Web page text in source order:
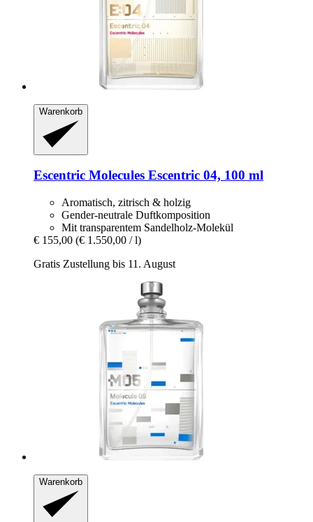
Warenkorb
Escentric Molecules Escentric 04, 100 ml
Aromatisch, zitrisch & holzig
Gender-neutrale Duftkomposition
Mit transparentem Sandelholz-Molekül
€ 155,00 (€ 1.550,00 / l)
Gratis Zustellung bis 11. August
Warenkorb